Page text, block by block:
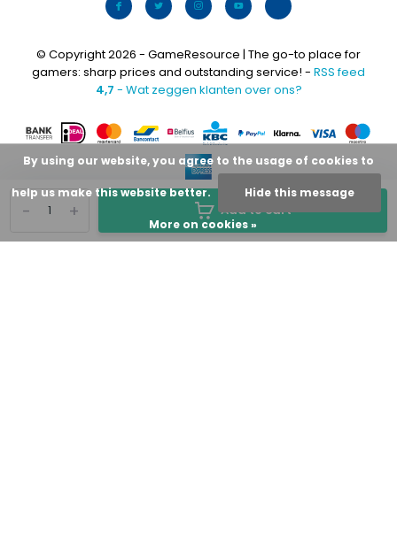
+
- Add to cart
© Copyright 2026 - GameResource | The go-to place for
gamers: sharp prices and outstanding service! - RSS feed
4,7 - Wat zeggen klanten over ons?
By using our website, you agree to the usage of cookies to
help us make this website better. Hide this message
More on cookies »